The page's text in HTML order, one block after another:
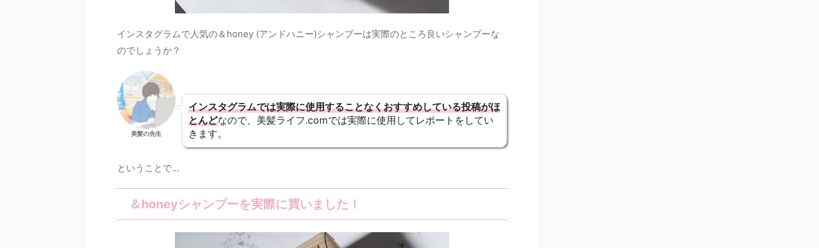
インスタグラムで人気の＆honey (アンドハニー)シャンプーは実際のところ良いシャンプーな
のでしょうか？
美髪の先生
インスタグラムでは実際に使用することなくおすすめしている投稿がほ
とんどなので、美髪ライフ.comでは実際に使用してレポートをしてい
きます。
ということで…
＆honeyシャンプーを実際に買いました！